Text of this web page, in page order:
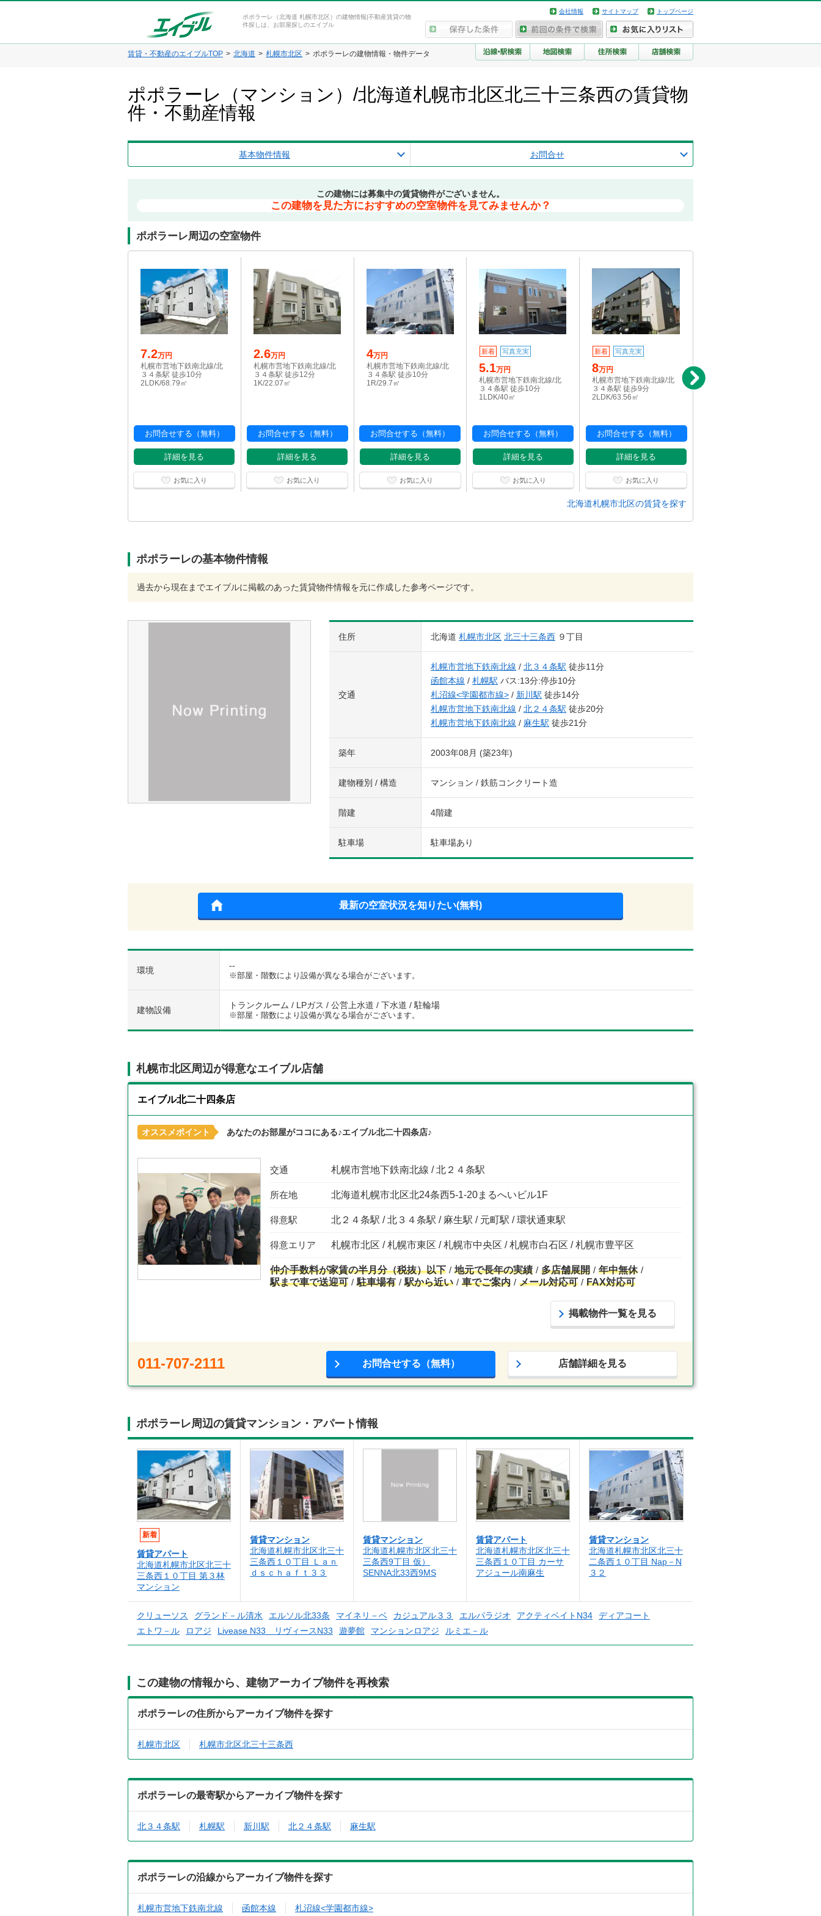
ポポラーレ（北海道 札幌市北区）の建物情報|不動産賃貸の物
件探しは、お部屋探しのエイブル
会社情報 サイトマップ トップページ
賃貸・不動産のエイブルTOP 北海道 札幌市北区 ポポラーレの建物情報・物件データ
ポポラーレ（マンション）/北海道札幌市北区北三十三条西の賃貸物
件・不動産情報
基本物件情報 お問合せ
この建物には募集中の賃貸物件がございません。
この建物を見た方におすすめの空室物件を見てみませんか？
ポポラーレ周辺の空室物件
7.2万円
札幌市営地下鉄南北線/北
３４条駅 徒歩10分
2LDK/68.79㎡
お問合せする（無料）
詳細を見る
お気に入り
2.6万円
札幌市営地下鉄南北線/北
３４条駅 徒歩12分
1K/22.07㎡
お問合せする（無料）
詳細を見る
お気に入り
4万円
札幌市営地下鉄南北線/北
３４条駅 徒歩10分
1R/29.7㎡
お問合せする（無料）
詳細を見る
お気に入り
新着 写真充実
5.1万円
札幌市営地下鉄南北線/北
３４条駅 徒歩10分
1LDK/40㎡
お問合せする（無料）
詳細を見る
お気に入り
新着 写真充実
8万円
札幌市営地下鉄南北線/北
３４条駅 徒歩9分
2LDK/63.56㎡
お問合せする（無料）
詳細を見る
お気に入り
３４条駅 徒歩13分
1DK/30.47㎡
北海道札幌市北区の賃貸を探す
ポポラーレの基本物件情報
過去から現在までエイブルに掲載のあった賃貸物件情報を元に作成した参考ページです。
住所 北海道 札幌市北区 北三十三条西 ９丁目
交通
札幌市営地下鉄南北線 / 北３４条駅 徒歩11分
函館本線 / 札幌駅 バス:13分:停歩10分
札沼線<学園都市線> / 新川駅 徒歩14分
札幌市営地下鉄南北線 / 北２４条駅 徒歩20分
札幌市営地下鉄南北線 / 麻生駅 徒歩21分
築年 2003年08月 (築23年)
建物種別 / 構造 マンション / 鉄筋コンクリート造
階建 4階建
駐車場 駐車場あり
最新の空室状況を知りたい(無料)
環境 --
※部屋・階数により設備が異なる場合がございます。
建物設備 トランクルーム / LPガス / 公営上水道 / 下水道 / 駐輪場
※部屋・階数により設備が異なる場合がございます。
札幌市北区周辺が得意なエイブル店舗
エイブル北二十四条店
オススメポイント あなたのお部屋がココにある♪エイブル北二十四条店♪
交通 札幌市営地下鉄南北線 / 北２４条駅
所在地 北海道札幌市北区北24条西5-1-20まるへいビル1F
得意駅 北２４条駅 / 北３４条駅 / 麻生駅 / 元町駅 / 環状通東駅
得意エリア 札幌市北区 / 札幌市東区 / 札幌市中央区 / 札幌市白石区 / 札幌市豊平区
仲介手数料が家賃の半月分（税抜）以下 地元で長年の実績 多店舗展開
年中無休
駅まで車で送迎可
駐車場有 駅から近い 車でご案内 メール対応可 FAX対応可
掲載物件一覧を見る
011-707-2111 お問合せする（無料） 店舗詳細を見る
ポポラーレ周辺の賃貸マンション・アパート情報
新着
賃貸アパート
北海道札幌市北区北三十
三条西１０丁目 第３林
マンション
賃貸マンション
北海道札幌市北区北三十
三条西１０丁目 Ｌａｎ
ｄｓｃｈａｆｔ３３
賃貸マンション
北海道札幌市北区北三十
三条西9丁目 仮）
SENNA北33西9MS
賃貸アパート
北海道札幌市北区北三十
三条西１０丁目 カーサ
アジュール南麻生
賃貸マンション
北海道札幌市北区北三十
二条西１０丁目 Nap－N
３２
クリューソス グランド－ル清水 エルソル北33条 マイネリ－ベ カジュアル３３ エルパラジオ アクティベイトN34
ディアコート
エトワ－ル
ロアジ Livease N33 リヴィースN33 遊夢館 マンションロアジ ルミエ－ル
この建物の情報から、建物アーカイブ物件を再検索
ポポラーレの住所からアーカイブ物件を探す
札幌市北区 札幌市北区北三十三条西
ポポラーレの最寄駅からアーカイブ物件を探す
北３４条駅 札幌駅 新川駅 北２４条駅 麻生駅
ポポラーレの沿線からアーカイブ物件を探す
札幌市営地下鉄南北線 函館本線 札沼線<学園都市線>